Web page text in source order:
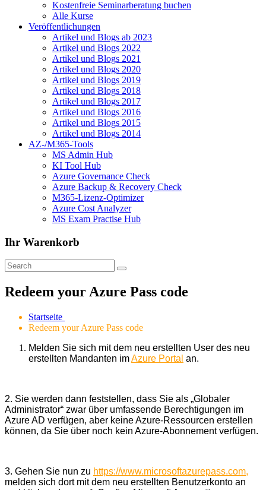
Kostenfreie Seminarberatung buchen
Alle Kurse
Veröffentlichungen
Artikel und Blogs ab 2023
Artikel und Blogs 2022
Artikel und Blogs 2021
Artikel und Blogs 2020
Artikel und Blogs 2019
Artikel und Blogs 2018
Artikel und Blogs 2017
Artikel und Blogs 2016
Artikel und Blogs 2015
Artikel und Blogs 2014
AZ-/M365-Tools
MS Admin Hub
KI Tool Hub
Azure Governance Check
Azure Backup & Recovery Check
M365-Lizenz-Optimizer
Azure Cost Analyzer
MS Exam Practise Hub
Ihr Warenkorb
Redeem your Azure Pass code
Startseite
Redeem your Azure Pass code
Melden Sie sich mit dem neu erstellten User des neu
erstellten Mandanten imAzure Portal an.
2. Sie werden dann feststellen, dass Sie als „Globaler
Administrator“ zwar über umfassende Berechtigungen im
Azure AD verfügen, aber keine Azure-Ressourcen erstellen
können, da Sie über noch kein Azure-Abonnement verfügen.
3. Gehen Sie nun zu https://www.microsoftazurepass.com,
melden sich dort mit dem neu erstellten Benutzerkonto an